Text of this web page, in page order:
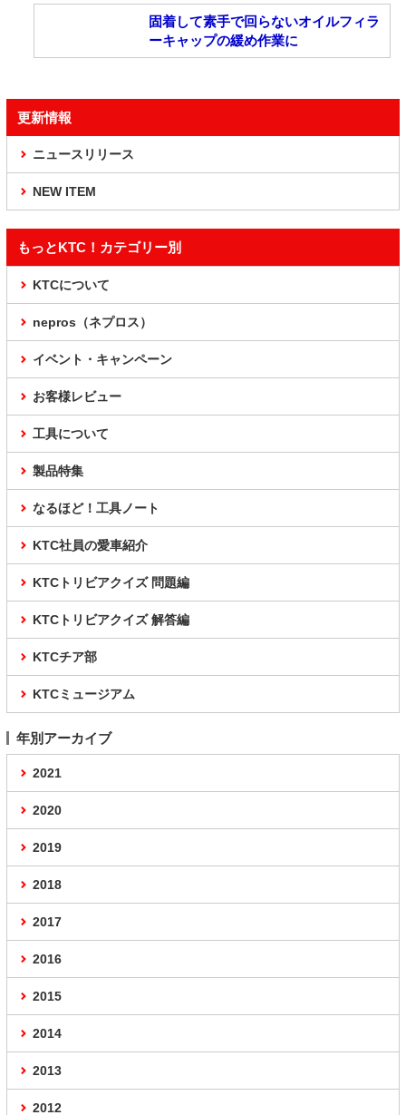
固着して素手で回らないオイルフィラ
ーキャップの緩め作業に
更新情報
ニュースリリース
NEW ITEM
もっとKTC！カテゴリー別
KTCについて
nepros（ネプロス）
イベント・キャンペーン
お客様レビュー
工具について
製品特集
なるほど！工具ノート
KTC社員の愛車紹介
KTCトリビアクイズ 問題編
KTCトリビアクイズ 解答編
KTCチア部
KTCミュージアム
年別アーカイブ
2021
2020
2019
2018
2017
2016
2015
2014
2013
2012